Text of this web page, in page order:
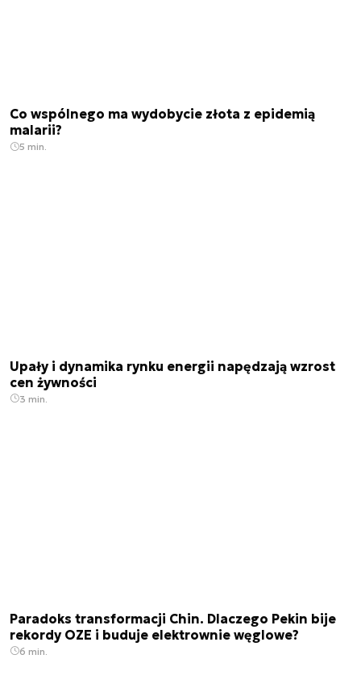
Co wspólnego ma wydobycie złota z epidemią
malarii?
5 min.
Upały i dynamika rynku energii napędzają wzrost
cen żywności
3 min.
Paradoks transformacji Chin. Dlaczego Pekin bije
rekordy OZE i buduje elektrownie węglowe?
6 min.